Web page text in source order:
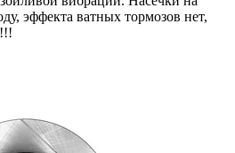
эффекта ватных тормозов нет,